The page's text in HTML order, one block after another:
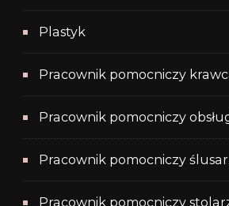
Plastyk
Pracownik pomocniczy
Pracownik pomocniczy
Pracownik pomocniczy
Pracownik pomocniczy